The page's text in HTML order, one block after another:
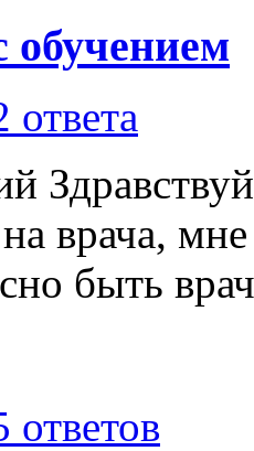
ответа
врача,
быть
ответов